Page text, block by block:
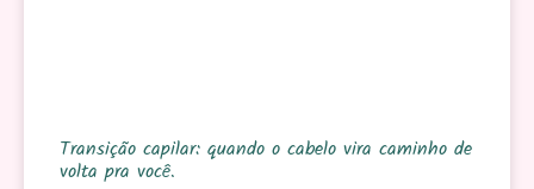
Transição capilar: quando o cabelo vira caminho de
volta pra você.